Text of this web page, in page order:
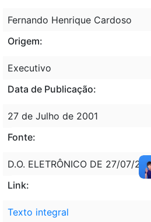
Fernando Henrique Cardoso
Origem:
Executivo
Data de Publicação:
27 de Julho de 2001
Fonte:
D.O. ELETRÔNICO DE 27/07/
Link:
Texto integral